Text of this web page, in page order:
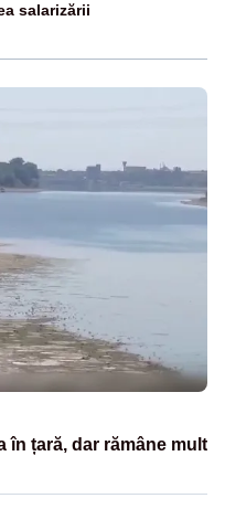
salarizării
în țară, dar rămâne mult